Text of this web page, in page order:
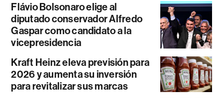
Flávio Bolsonaro elige al
diputado conservador Alfredo
Gaspar como candidato a la
vicepresidencia
Kraft Heinz eleva previsión para
2026 y aumenta su inversión
para revitalizar sus marcas